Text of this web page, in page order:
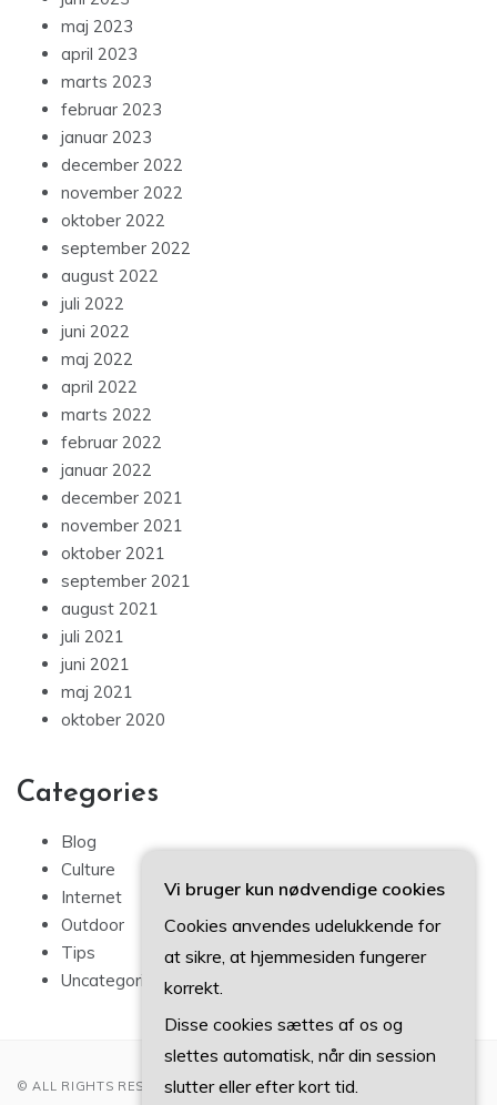
maj 2023
april 2023
marts 2023
februar 2023
januar 2023
december 2022
november 2022
oktober 2022
september 2022
august 2022
juli 2022
juni 2022
maj 2022
april 2022
marts 2022
februar 2022
januar 2022
december 2021
november 2021
oktober 2021
september 2021
august 2021
juli 2021
juni 2021
maj 2021
oktober 2020
Categories
Blog
Culture
Internet
Outdoor
Tips
Uncategorized
© ALL RIGHTS RESERVED 2022
Vi bruger kun nødvendige cookies
Cookies anvendes udelukkende for
at sikre, at hjemmesiden fungerer
korrekt.
Disse cookies sættes af os og
slettes automatisk, når din session
slutter eller efter kort tid.